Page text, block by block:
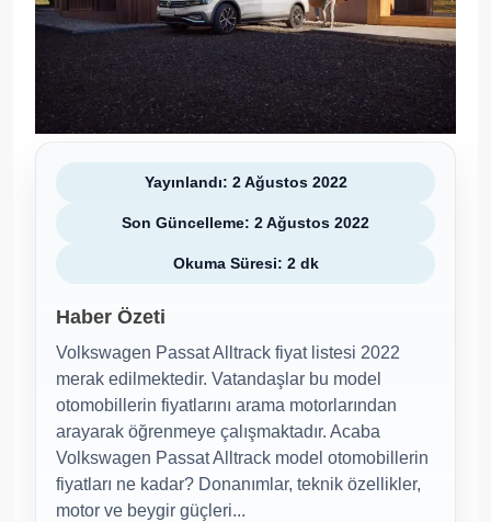
Yayınlandı: 2 Ağustos 2022
Son Güncelleme: 2 Ağustos 2022
Okuma Süresi: 2 dk
Haber Özeti
Volkswagen Passat Alltrack fiyat listesi 2022
merak edilmektedir. Vatandaşlar bu model
otomobillerin fiyatlarını arama motorlarından
arayarak öğrenmeye çalışmaktadır. Acaba
Volkswagen Passat Alltrack model otomobillerin
fiyatları ne kadar? Donanımlar, teknik özellikler,
motor ve beygir güçleri...